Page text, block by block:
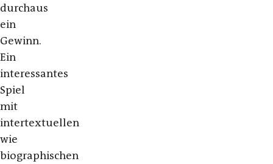
durchaus
ein
Gewinn.
Ein
interessantes
Spiel
mit
intertextuellen
wie
biographischen